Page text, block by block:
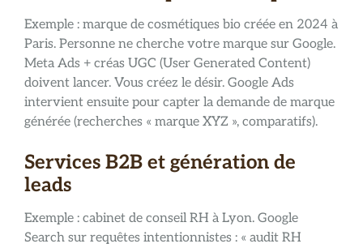
Exemple : marque de cosmétiques bio créée en 2024 à
Paris. Personne ne cherche votre marque sur Google.
Meta Ads + créas UGC (User Generated Content)
doivent lancer. Vous créez le désir. Google Ads
intervient ensuite pour capter la demande de marque
générée (recherches « marque XYZ », comparatifs).
Services B2B et génération de
leads
Exemple : cabinet de conseil RH à Lyon. Google
Search sur requêtes intentionnistes : « audit RH